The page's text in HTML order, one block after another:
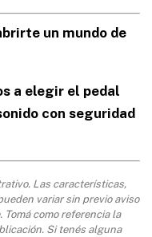
un mundo de
a elegir el pedal
con seguridad
Las características,
variar sin previo aviso
como referencia la
Si tenés alguna